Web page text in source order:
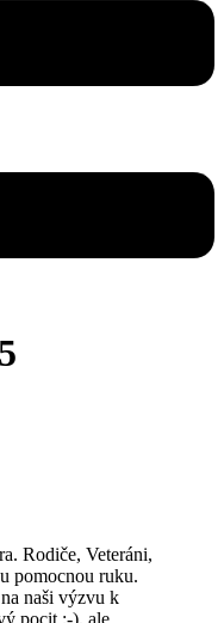
Rodiče, Veteráni,
pomocnou ruku.
naši výzvu k
pocit :-), ale